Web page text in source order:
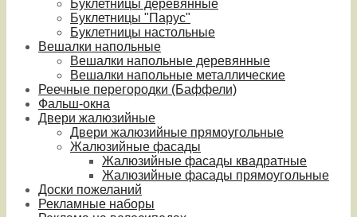
Буклетницы деревянные
Буклетницы "Парус"
Буклетницы настольные
Вешалки напольные
Вешалки напольные деревянные
Вешалки напольные металлические
Реечные перегородки (Баффели)
Фальш-окна
Двери жалюзийные
Двери жалюзийные прямоугольные
Жалюзийные фасады
Жалюзийные фасады квадратные
Жалюзийные фасады прямоугольные
Доски пожеланий
Рекламные наборы